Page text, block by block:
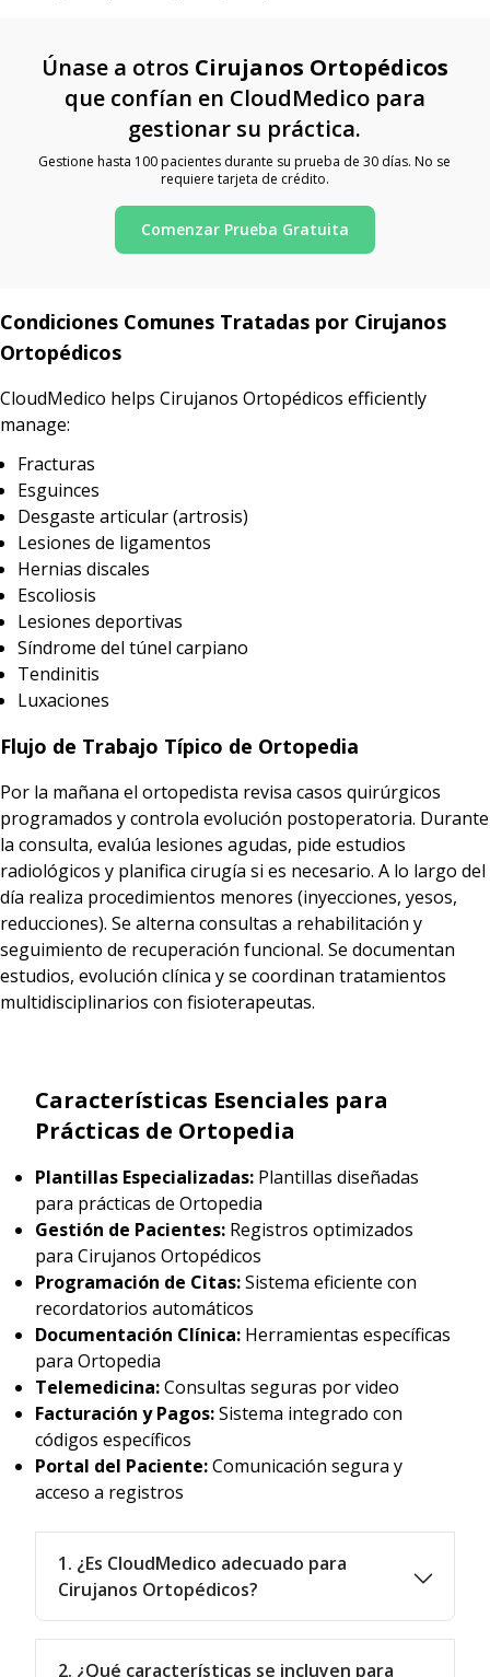
Únase a otros Cirujanos Ortopédicos
que confían en CloudMedico para
gestionar su práctica.
Gestione hasta 100 pacientes durante su prueba de 30 días. No se
requiere tarjeta de crédito.
Comenzar Prueba Gratuita
Condiciones Comunes Tratadas por Cirujanos
Ortopédicos
CloudMedico helps Cirujanos Ortopédicos efficiently
manage:
Fracturas
Esguinces
Desgaste articular (artrosis)
Lesiones de ligamentos
Hernias discales
Escoliosis
Lesiones deportivas
Síndrome del túnel carpiano
Tendinitis
Luxaciones
Flujo de Trabajo Típico de Ortopedia
Por la mañana el ortopedista revisa casos quirúrgicos
programados y controla evolución postoperatoria. Durante
la consulta, evalúa lesiones agudas, pide estudios
radiológicos y planifica cirugía si es necesario. A lo largo del
día realiza procedimientos menores (inyecciones, yesos,
reducciones). Se alterna consultas a rehabilitación y
seguimiento de recuperación funcional. Se documentan
estudios, evolución clínica y se coordinan tratamientos
multidisciplinarios con fisioterapeutas.
Características Esenciales para
Prácticas de Ortopedia
Plantillas Especializadas: Plantillas diseñadas
para prácticas de Ortopedia
Gestión de Pacientes: Registros optimizados
para Cirujanos Ortopédicos
Programación de Citas:Sistema eficiente con
recordatorios automáticos
Documentación Clínica: Herramientas específicas
para Ortopedia
Telemedicina:Consultas seguras por video
Facturación y Pagos:Sistema integrado con
códigos específicos
Portal del Paciente:Comunicación segura y
acceso a registros
1. ¿Es CloudMedico adecuado para
Cirujanos Ortopédicos?
2. ¿Qué características se incluyen para